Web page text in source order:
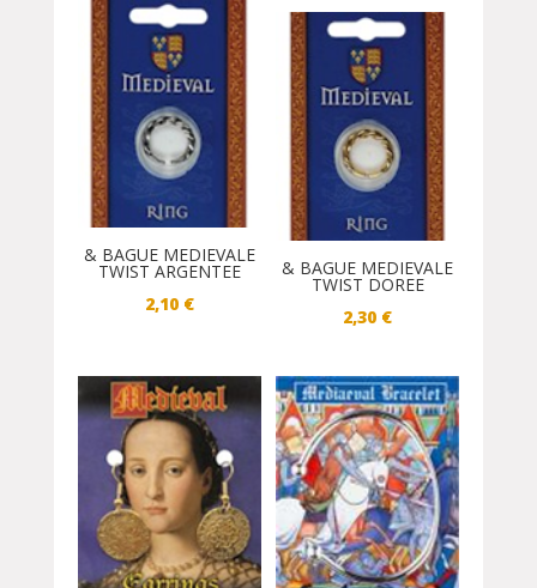
& BAGUE MEDIEVALE
TWIST ARGENTEE
2,10 €
& BAGUE MEDIEVALE
TWIST DOREE
2,30 €